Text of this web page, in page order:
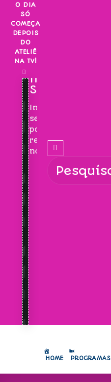
Skip
content
O DIA
SÓ
COMEÇA
DEPOIS
DO
ATELIÊ
NA TV!
INSCREVA-
SE!
Inscreva-
se
para
receber
novidades!
HOME PROGRAMAS